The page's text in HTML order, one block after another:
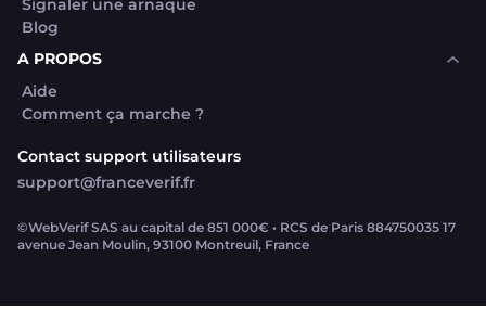
Signaler une arnaque
Blog
A PROPOS
Aide
Comment ça marche ?
Contact support utilisateurs
support@franceverif.fr
©WebVerif SAS au capital de 851 000€ • RCS de Paris 884750035 17
avenue Jean Moulin, 93100 Montreuil, France